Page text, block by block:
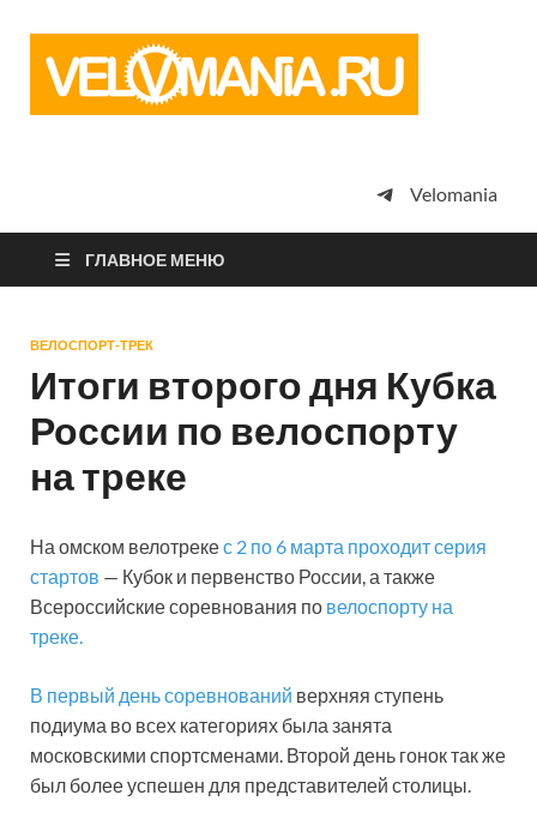
просто
Velomania
ГЛАВНОЕ МЕНЮ
ВЕЛОСПОРТ-ТРЕК
Итоги второго дня Кубка
России по велоспорту
на треке
На омском велотрекес 2 по 6 марта проходит серия
стартов — Кубок и первенство России, а также
Всероссийские соревнования по велоспорту на
треке.
В первый день соревнований верхняя ступень
подиума во всех категориях была занята
московскими спортсменами. Второй день гонок так же
был более успешен для представителей столицы.